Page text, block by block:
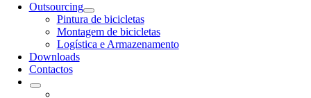
Outsourcing
Pintura de bicicletas
Montagem de bicicletas
Logística e Armazenamento
Downloads
Contactos